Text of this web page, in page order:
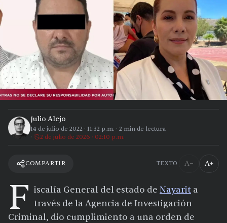
Julio Alejo
14 de julio de 2022 · 11:32 p.m. · 2 min de lectura
2 de julio de 2026 · 02:10 p.m.
COMPARTIR TEXTO A− A+
F iscalía General del estado de Nayarit a
través de la Agencia de Investigación
Criminal, dio cumplimiento a una orden de